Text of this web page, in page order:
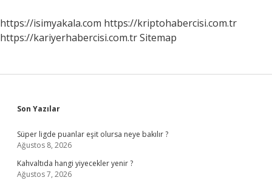
https://isimyakala.com https://kriptohabercisi.com.tr
https://kariyerhabercisi.com.trSitemap
Sidebar
Son Yazılar
Süper ligde puanlar eşit olursa neye bakılır ?
Ağustos 8, 2026
Kahvaltıda hangi yiyecekler yenir ?
Ağustos 7, 2026